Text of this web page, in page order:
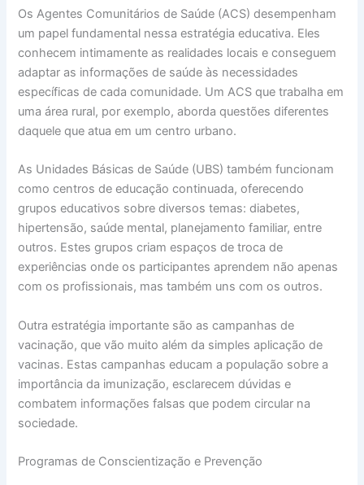
Os Agentes Comunitários de Saúde (ACS) desempenham
um papel fundamental nessa estratégia educativa. Eles
conhecem intimamente as realidades locais e conseguem
adaptar as informações de saúde às necessidades
específicas de cada comunidade. Um ACS que trabalha em
uma área rural, por exemplo, aborda questões diferentes
daquele que atua em um centro urbano.
As Unidades Básicas de Saúde (UBS) também funcionam
como centros de educação continuada, oferecendo
grupos educativos sobre diversos temas: diabetes,
hipertensão, saúde mental, planejamento familiar, entre
outros. Estes grupos criam espaços de troca de
experiências onde os participantes aprendem não apenas
com os profissionais, mas também uns com os outros.
Outra estratégia importante são as campanhas de
vacinação, que vão muito além da simples aplicação de
vacinas. Estas campanhas educam a população sobre a
importância da imunização, esclarecem dúvidas e
combatem informações falsas que podem circular na
sociedade.
Programas de Conscientização e Prevenção